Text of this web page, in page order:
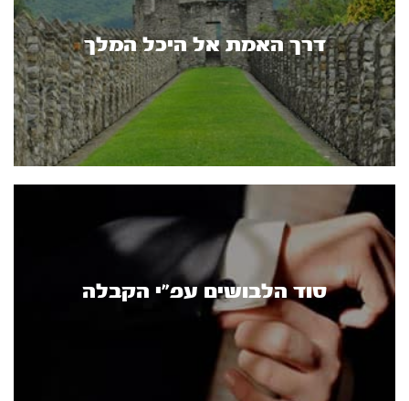
דרך האמת אל היכל המלך
סוד הלבושים עפ"י הקבלה